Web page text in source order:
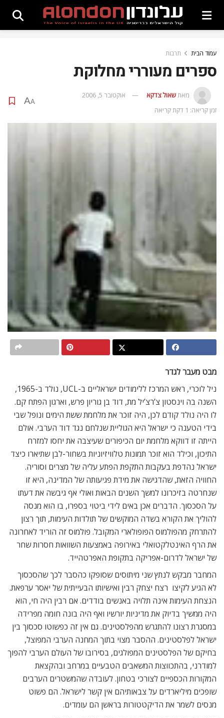
עמוד הבית תרבות
ספרים מעוררי מחלוקת
מאתשאול צדקא
אוקטובר 5, 2006
זמן קריאה: 1 דקת קריאה
A
A
מבט מעבר לגדר
ניל לוכרי, ראש המרכז ללימודים ישראליים ב-UCL, נולד ב-1965,
השנה בה וינסטון צ’רצ’יל מת, דוד בן גוריון פרש, וארגון הפתח קם.
לו היה נולד קודם לכן, היה זוכר את מלחמת ששת הימים ונופל שבי
בידי הטענה כי ישראל היא הגוליית שנלחם נגד דוד הערבי. אולם
הייתה זו דווקא מלחמת יום הכיפורים שעיצבה את יחסו למזרח
התיכון, וכילד הוא זוכר תמונות טלוויזיוניות בשחור-לבן שתיארו כיצד
ישראל נהדפת בעקבות התקפת הפתע עליה של מצרים וסוריה.
החוויה הזאת, שהדגישה את מידת פגיעותה של המדינה, היא זו
שנחרטה בזיכרונו למשך השנים הבאות ואולי אף גיבשה את דעתו
על הסכסוך. הדברים אכן באים לידי ביטוי בספרו, בו הוא מנסה
להוליך את הקורא בשדה המוקשים של תולדות העימות, תוך רצון
להתרחק מהפולמוס הפופולארי המקובל. פולמוס זה הוריד לאחרונה
את הרף האינטלקטואלי באירופה באמצעות השוואות חסרות שחר
של ישראל לדרום-אפריקה בתקופת האפרטהייד.
המחבר מבקש לנתץ שני מיתוסים שסופקו כהסבר לכך שהסכסוך
לא הגיע לקיצו  רצח יצחק רבין ואישיותו הבעייתית של יאסר ערפאת.
הנצחת העימות אינה תלויה באנשים בודדים. אם רבין היה חי, הוא
היה ממשיך בדיוק את מדיניות יורשיו ואף היה בונה חומה מפרידה
במסגרת רצונו להתגרש מהפלסטינים. גם אין זה כפשוטו סכסוך בין
ישראל לפלסטינים. ההסבר מצוי בתוך המחנה הערבי המפוצל,
בחיקם של הפלסטינים המפולגים, בסירובו של העולם הערבי להפוך
למודרני, בהתכווצות המשאבים הטבעיים במרחב ובהקצאת
המקורות הכספיים לצורכי בטחון. לעובדה שהמשטרים הערבים
שופכים מיליארדים על צבאותיהם אין קשר לישראל. הם פשוט
מנסים לשמר את הדיקטטורות בראשן הם עומדים.